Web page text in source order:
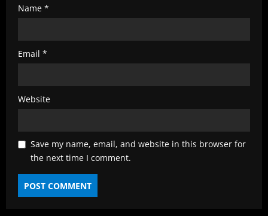
Name *
Email *
Website
Save my name, email, and website in this browser for
the next time I comment.